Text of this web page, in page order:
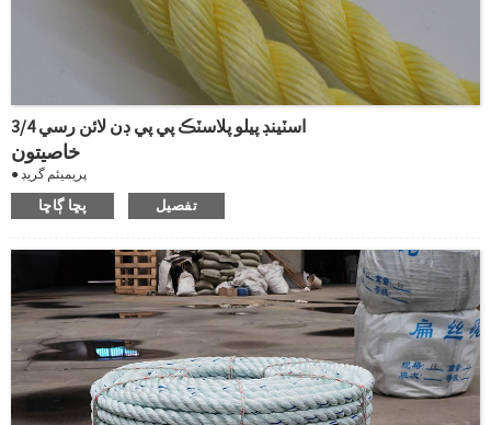
3/4 اسٽينڊ پيلو پلاسٽڪ پي پي ڊن لائن رسي
خاصيتون
● پريميئم گريڊ
● سائيز 4-60mm
● پيلو رنگ
● مخصوص ڪشش ثقل: 0.91
● اهو تري ٿو ۽ گلي يا سڪل محفوظ ڪري سگهجي ٿو
● وڌاءُ: 21 سيڪڙو وقفي تي
● پگھلڻ جو نقطو: 165 ° C
● solvents ۽ chemicals کي سٺي مزاحمت
پڇا ڳاڇا تفصيل